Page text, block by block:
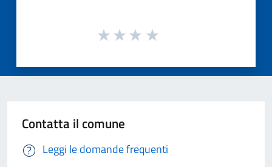
Contatta il comune
Leggi le domande frequenti